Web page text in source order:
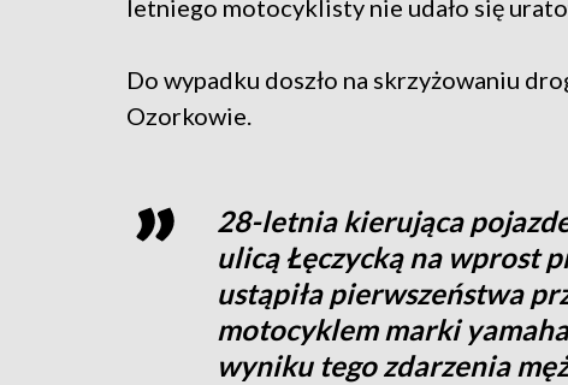
letniego motocyklisty nie udało się
Do wypadku doszło na skrzyżowaniu
Ozorkowie.
28-letnia kierująca
ulicą Łęczycką na wprost
ustąpiła pierwszeństwa
motocyklem marki
wyniku tego zdarzenia